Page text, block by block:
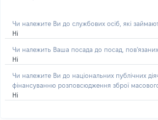
Чи належите Ви до службових осіб, які
Ні
Чи належить Ваша посада до посад, пов'язаних
Ні
Чи належите Ви до національних публічних
фінансуванню розповсюдження зброї
Ні